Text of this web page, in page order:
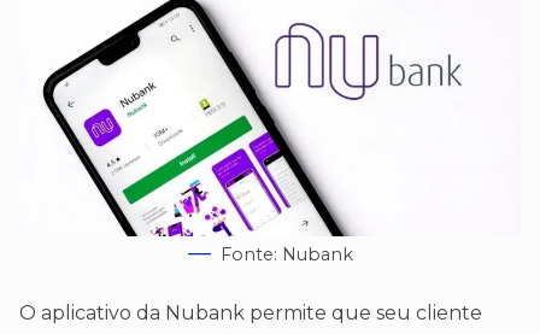
Fonte: Nubank
O aplicativo da Nubank permite que seu cliente